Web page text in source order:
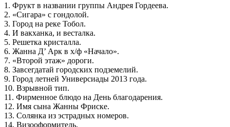
1. Фрукт в названии группы Андрея Гордеева.
2. «Сигара» с гондолой.
3. Город на реке Тобол.
4. И вакханка, и весталка.
5. Решетка кристалла.
6. Жанна Д’ Арк в х/ф «Начало».
7. «Второй этаж» дороги.
8. Завсегдатай городских подземелий.
9. Город летней Универсиады 2013 года.
10. Взрывной тип.
11. Фирменное блюдо на День благодарения.
12. Имя сына Жанны Фриске.
13. Солянка из эстрадных номеров.
14. Визооформитель.